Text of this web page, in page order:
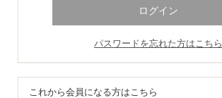
パスワードを忘れた方はこちら
これから会員になる方はこちら